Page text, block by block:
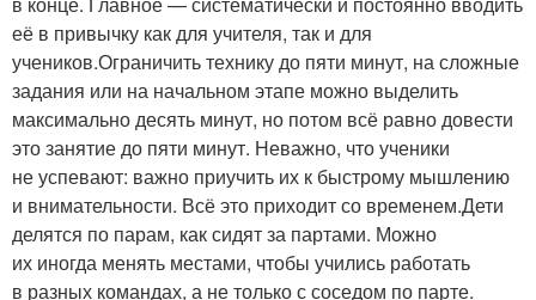
её в привычку как для учителя, так и для
учеников.Ограничить технику до пяти минут, на сложные
задания или на начальном этапе можно выделить
максимально десять минут, но потом всё равно довести
это занятие до пяти минут. Неважно, что ученики
не успевают: важно приучить их к быстрому мышлению
и внимательности. Всё это приходит со временем.Дети
делятся по парам, как сидят за партами. Можно
их иногда менять местами, чтобы учились работать
в разных командах, а не только с соседом по парте.